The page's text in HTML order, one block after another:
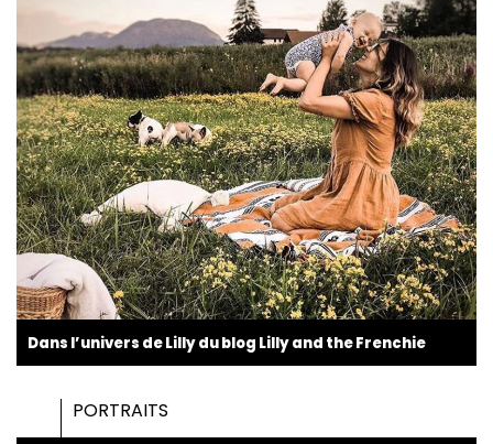
Dans l’univers de Lilly du blog Lilly and the Frenchie
PORTRAITS